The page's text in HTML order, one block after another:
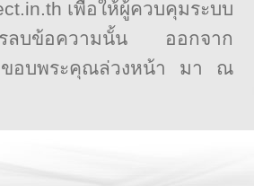
เพื่อให้ผู้ควบคุมระบบ
รลบข้อความนั้น ออกจาก
ขอบพระคุณล่วงหน้า มา ณ